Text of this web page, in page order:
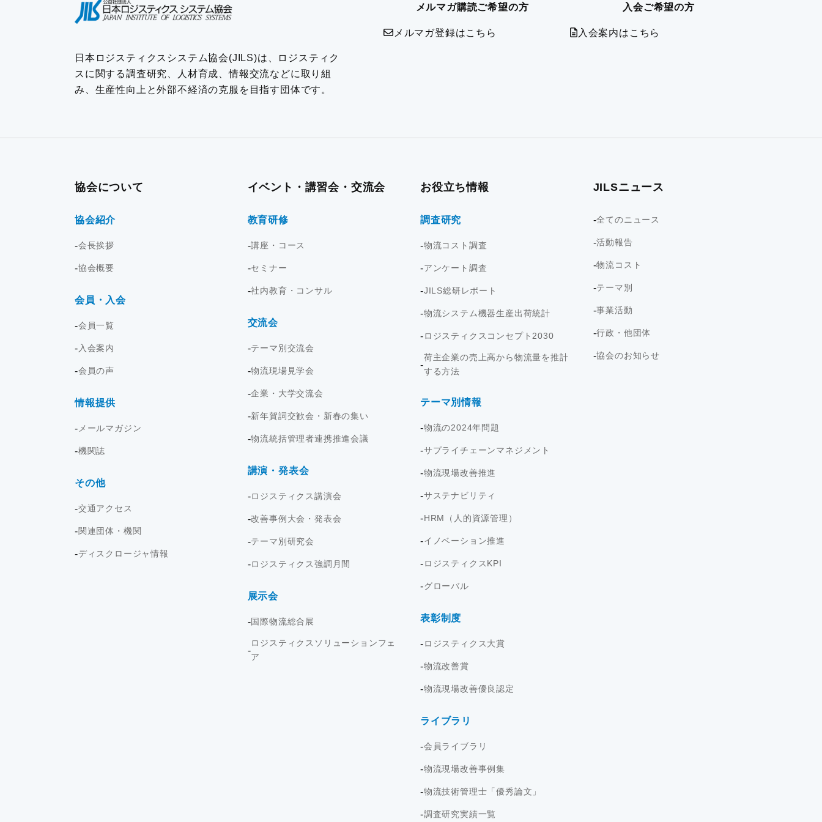
日本ロジスティクスシステム協会(JILS)は、ロジスティク
スに関する調査研究、人材育成、情報交流などに取り組
み、生産性向上と外部不経済の克服を目指す団体です。
メルマガ購読ご希望の方
メルマガ登録はこちら
入会ご希望の方
入会案内はこちら
協会について
協会紹介
会長挨拶
協会概要
会員・入会
会員一覧
入会案内
会員の声
情報提供
メールマガジン
機関誌
その他
交通アクセス
関連団体・機関
ディスクロージャ情報
イベント・講習会・交流会
教育研修
講座・コース
セミナー
社内教育・コンサル
交流会
テーマ別交流会
物流現場見学会
企業・大学交流会
新年賀詞交歓会・新春の集い
物流統括管理者連携推進会議
講演・発表会
ロジスティクス講演会
改善事例大会・発表会
テーマ別研究会
ロジスティクス強調月間
展示会
国際物流総合展
ロジスティクスソリューションフェ
ア
お役立ち情報
調査研究
物流コスト調査
アンケート調査
JILS総研レポート
物流システム機器生産出荷統計
ロジスティクスコンセプト2030
荷主企業の売上高から物流量を推計
する方法
テーマ別情報
物流の2024年問題
サプライチェーンマネジメント
物流現場改善推進
サステナビリティ
HRM（人的資源管理）
イノベーション推進
ロジスティクスKPI
グローバル
表彰制度
ロジスティクス大賞
物流改善賞
物流現場改善優良認定
ライブラリ
会員ライブラリ
物流現場改善事例集
物流技術管理士「優秀論文」
調査研究実績一覧
JILSニュース
全てのニュース
活動報告
物流コスト
テーマ別
事業活動
行政・他団体
協会のお知らせ